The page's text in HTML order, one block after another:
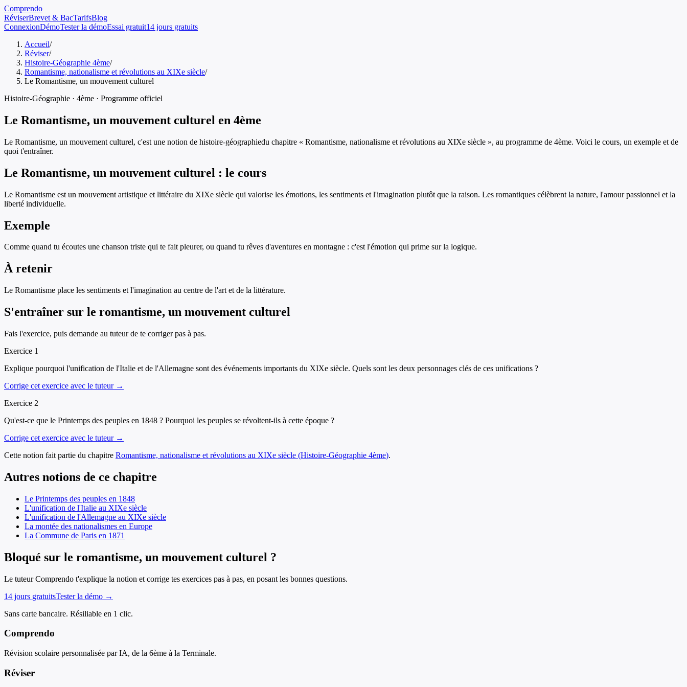
Comprendo
RéviserBrevet & BacTarifsBlog
ConnexionDémoTester la démoEssai gratuit14 jours gratuits
Accueil/
Réviser/
Histoire-Géographie 4ème/
Romantisme, nationalisme et révolutions au XIXe siècle/
Le Romantisme, un mouvement culturel
Histoire-Géographie · 4ème · Programme officiel
Le Romantisme, un mouvement culturel en 4ème
Le Romantisme, un mouvement culturel, c'est une notion de histoire-géographiedu chapitre « Romantisme, nationalisme et révolutions au XIXe siècle », au programme de 4ème. Voici le cours, un exemple et de
quoi t'entraîner.
Le Romantisme, un mouvement culturel : le cours
Le Romantisme est un mouvement artistique et littéraire du XIXe siècle qui valorise les émotions, les sentiments et l'imagination plutôt que la raison. Les romantiques célèbrent la nature, l'amour passionnel et la
liberté individuelle.
Exemple
Comme quand tu écoutes une chanson triste qui te fait pleurer, ou quand tu rêves d'aventures en montagne : c'est l'émotion qui prime sur la logique.
À retenir
Le Romantisme place les sentiments et l'imagination au centre de l'art et de la littérature.
S'entraîner sur le romantisme, un mouvement culturel
Fais l'exercice, puis demande au tuteur de te corriger pas à pas.
Exercice 1
Explique pourquoi l'unification de l'Italie et de l'Allemagne sont des événements importants du XIXe siècle. Quels sont les deux personnages clés de ces unifications ?
Corrige cet exercice avec le tuteur →
Exercice 2
Qu'est-ce que le Printemps des peuples en 1848 ? Pourquoi les peuples se révoltent-ils à cette époque ?
Corrige cet exercice avec le tuteur →
Cette notion fait partie du chapitre Romantisme, nationalisme et révolutions au XIXe siècle (Histoire-Géographie 4ème).
Autres notions de ce chapitre
Le Printemps des peuples en 1848
L'unification de l'Italie au XIXe siècle
L'unification de l'Allemagne au XIXe siècle
La montée des nationalismes en Europe
La Commune de Paris en 1871
Bloqué sur le romantisme, un mouvement culturel ?
Le tuteur Comprendo t'explique la notion et corrige tes exercices pas à pas, en posant les bonnes questions.
14 jours gratuitsTester la démo →
Sans carte bancaire. Résiliable en 1 clic.
Comprendo
Révision scolaire personnalisée par IA, de la 6ème à la Terminale.
Réviser